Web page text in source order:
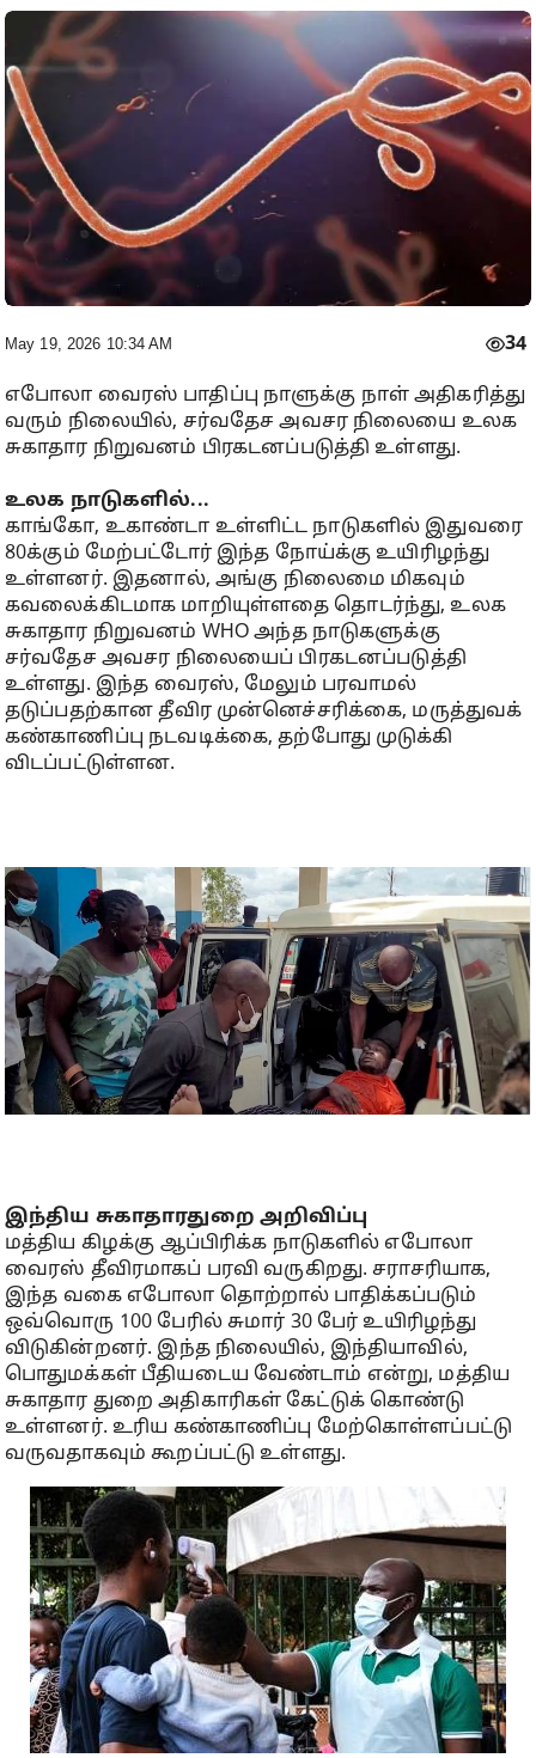
May 19, 2026 10:34 AM 34
எபோலா வைரஸ் பாதிப்பு நாளுக்கு நாள் அதிகரித்து
வரும் நிலையில், சர்வதேச அவசர நிலையை உலக
சுகாதார நிறுவனம் பிரகடனப்படுத்தி உள்ளது.
உலக நாடுகளில்...
காங்கோ, உகாண்டா உள்ளிட்ட நாடுகளில் இதுவரை
80க்கும் மேற்பட்டோர் இந்த நோய்க்கு உயிரிழந்து
உள்ளனர். இதனால், அங்கு நிலைமை மிகவும்
கவலைக்கிடமாக மாறியுள்ளதை தொடர்ந்து, உலக
சுகாதார நிறுவனம் WHO அந்த நாடுகளுக்கு
சர்வதேச அவசர நிலையைப் பிரகடனப்படுத்தி
உள்ளது. இந்த வைரஸ், மேலும் பரவாமல்
தடுப்பதற்கான தீவிர முன்னெச்சரிக்கை, மருத்துவக்
கண்காணிப்பு நடவடிக்கை, தற்போது முடுக்கி
விடப்பட்டுள்ளன.
இந்திய சுகாதாரதுறை அறிவிப்பு
மத்திய கிழக்கு ஆப்பிரிக்க நாடுகளில் எபோலா
வைரஸ் தீவிரமாகப் பரவி வருகிறது. சராசரியாக,
இந்த வகை எபோலா தொற்றால் பாதிக்கப்படும்
ஒவ்வொரு 100 பேரில் சுமார் 30 பேர் உயிரிழந்து
விடுகின்றனர். இந்த நிலையில், இந்தியாவில்,
பொதுமக்கள் பீதியடைய வேண்டாம் என்று, மத்திய
சுகாதார துறை அதிகாரிகள் கேட்டுக் கொண்டு
உள்ளனர். உரிய கண்காணிப்பு மேற்கொள்ளப்பட்டு
வருவதாகவும் கூறப்பட்டு உள்ளது.